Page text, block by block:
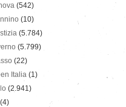
(542)
(10)
(5.784)
(5.799)
(22)
Italia (1)
(2.941)
(4)